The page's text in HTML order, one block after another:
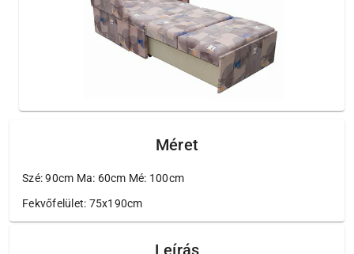
Méret
Szé: 90cm Ma: 60cm Mé: 100cm
Fekvőfelület: 75x190cm